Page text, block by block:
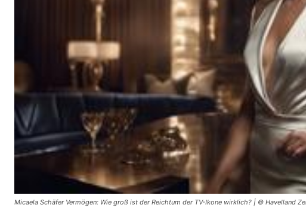
Micaela Schäfer Vermögen: Wie groß ist der Reichtum der TV-Ikone wirklich? | © Havelland